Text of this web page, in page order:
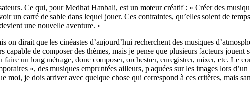
Ce qui, pour Medhat Hanbali, est un moteur créatif : « Créer des
un carré de sable dans lequel jouer. Ces contraintes, qu’elles soient de
une nouvelle aventure. »
on dirait que les cinéastes d’aujourd’hui recherchent des musiques
capable de composer des thèmes, mais je pense que plusieurs facteurs
un long métrage, donc composer, orchestrer, enregistrer, mixer, etc. Le
», des musiques empruntées ailleurs, plaquées sur les images lors
moi, je dois arriver avec quelque chose qui correspond à ces critères, mais